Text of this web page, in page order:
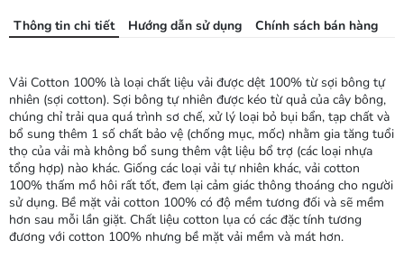
Thông tin chi tiết Hướng dẫn sử dụng Chính sách bán hàng
Vải Cotton 100% là loại chất liệu vải được dệt 100% từ sợi bông tự
nhiên (sợi cotton). Sợi bông tự nhiên được kéo từ quả của cây bông,
chúng chỉ trải qua quá trình sơ chế, xử lý loại bỏ bụi bẩn, tạp chất và
bổ sung thêm 1 số chất bảo vệ (chống mục, mốc) nhằm gia tăng tuổi
thọ của vải mà không bổ sung thêm vật liệu bổ trợ (các loại nhựa
tổng hợp) nào khác. Giống các loại vải tự nhiên khác, vải cotton
100% thấm mồ hôi rất tốt, đem lại cảm giác thông thoáng cho người
sử dụng. Bề mặt vải cotton 100% có độ mềm tương đối và sẽ mềm
hơn sau mỗi lần giặt. Chất liệu cotton lụa có các đặc tính tương
đương với cotton 100% nhưng bề mặt vải mềm và mát hơn.